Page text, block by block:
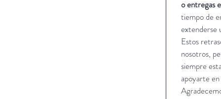
o entregas
tiempo de
extenderse
Estos
nosotros,
siempre
apoyarte